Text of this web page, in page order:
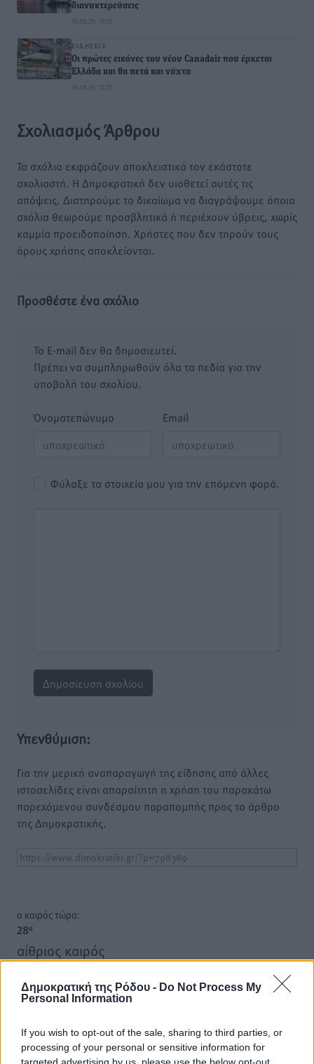
Δημοκρατική της Ρόδου - Do Not Process My
Personal Information
If you wish to opt-out of the sale, sharing to third parties, or
processing of your personal or sensitive information for
targeted advertising by us, please use the below opt-out
διανυκτερεύσεις
06.08.26 · 11:32
ΕΙΔΉΣΕΙΣ
Οι πρώτες εικόνες του νέου Canadair που έρχεται
Ελλάδα και θα πετά και νύχτα
06.08.26 · 11:20
Σχολιασμός Άρθρου
Τα σχόλια εκφράζουν αποκλειστικά τον εκάστοτε
σχολιαστή. Η Δημοκρατική δεν υιοθετεί αυτές τις
απόψεις. Διατηρούμε το δικαίωμα να διαγράψουμε όποια
σχόλια θεωρούμε προσβλητικά ή περιέχουν ύβρεις, χωρίς
καμμία προειδοποίηση. Χρήστες που δεν τηρούν τους
όρους χρήσης αποκλείονται.
Προσθέστε ένα σχόλιο
Το E-mail δεν θα δημοσιευτεί.
Πρέπει να συμπληρωθούν όλα τα πεδία για την
υποβολή του σχολίου.
Όνοματεπώνυμο Email
Φύλαξε τα στοιχεία μου για την επόμενη φορά.
Υπενθύμιση:
Για την μερική αναπαραγωγή της είδησης από άλλες
ιστοσελίδες είναι απαραίτητη η χρήση του παρακάτω
παρεχόμενου συνδέσμου παραπομπής προς το άρθρο
της Δημοκρατικής.
o καιρός τώρα:
28°
αίθριος καιρός
14km/h
Δ-ΝΔ
06:17
20:08